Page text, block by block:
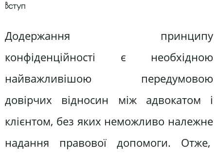
Вступ
Додержання принципу
конфіденційності є необхідною
найважливішою передумовою
довірчих відносин між адвокатом і
клієнтом, без яких неможливо належне
надання правової допомоги. Отже,